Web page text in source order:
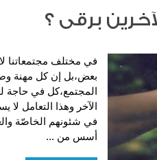
برقى ؟
في مختلف مجتمعاتنا
بعض،بل إن كل مهنة
المجتمع،كل في حاجة
الآخر وهذا التعامل لا
في شئونهم الخاصّة
أسس من ...